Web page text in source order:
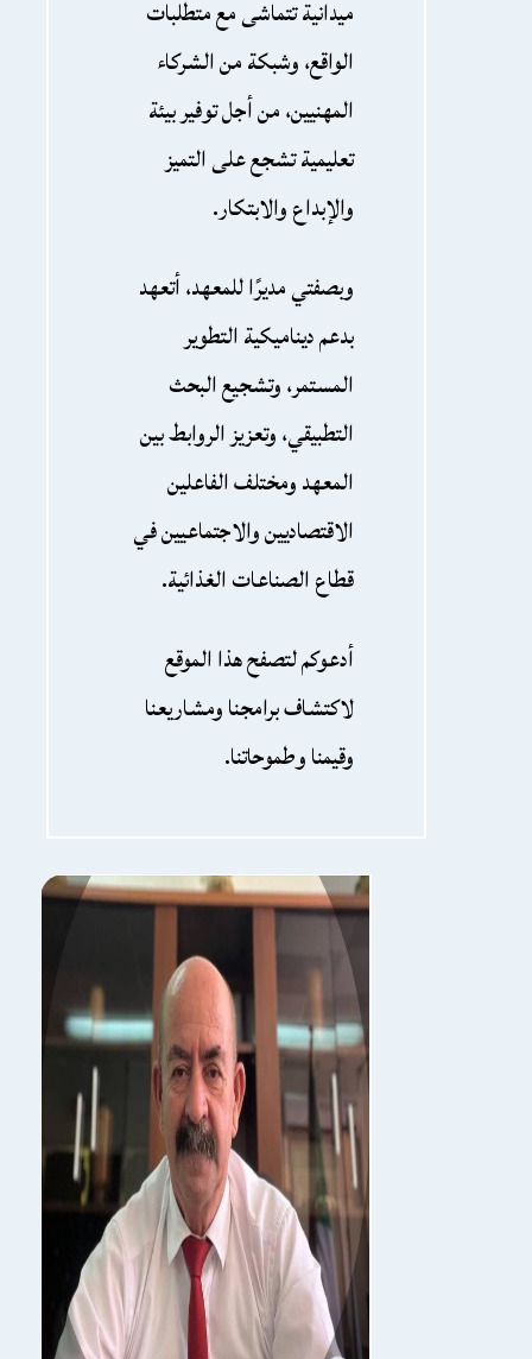
ميدانية تتماشى مع متطلبات
الواقع، وشبكة من الشركاء
المهنيين، من أجل توفير بيئة
تعليمية تشجع على التميز
والإبداع والابتكار.
وبصفتي مديرًا للمعهد، أتعهد
بدعم ديناميكية التطوير
المستمر، وتشجيع البحث
التطبيقي، وتعزيز الروابط بين
المعهد ومختلف الفاعلين
الاقتصاديين والاجتماعيين في
قطاع الصناعات الغذائية.
أدعوكم لتصفح هذا الموقع
لاكتشاف برامجنا ومشاريعنا
وقيمنا وطموحاتنا.